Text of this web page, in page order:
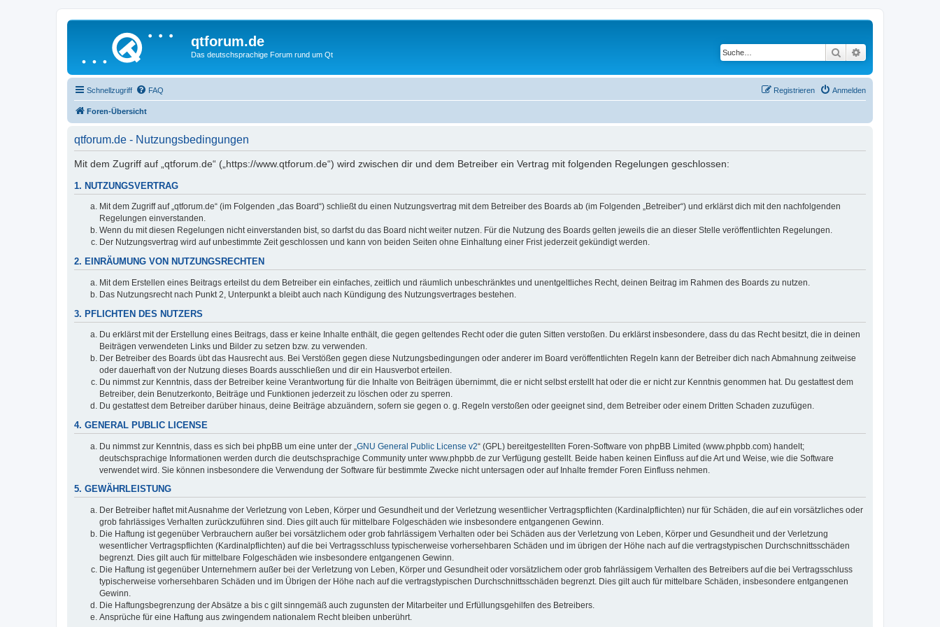
qtforum.de
Das deutschsprachige Forum rund um Qt Suche
Schnellzugriff FAQ Anmelden
Registrieren
Foren-Übersicht
qtforum.de - Nutzungsbedingungen
Mit dem Zugriff auf „qtforum.de“ („https://www.qtforum.de“) wird zwischen dir und dem Betreiber ein Vertrag mit folgenden Regelungen geschlossen:
1. NUTZUNGSVERTRAG
Mit dem Zugriff auf „qtforum.de“ (im Folgenden „das Board“) schließt du einen Nutzungsvertrag mit dem Betreiber des Boards ab (im Folgenden „Betreiber“) und erklärst dich mit den nachfolgenden
Regelungen einverstanden.
Wenn du mit diesen Regelungen nicht einverstanden bist, so darfst du das Board nicht weiter nutzen. Für die Nutzung des Boards gelten jeweils die an dieser Stelle veröffentlichten Regelungen.
Der Nutzungsvertrag wird auf unbestimmte Zeit geschlossen und kann von beiden Seiten ohne Einhaltung einer Frist jederzeit gekündigt werden.
2. EINRÄUMUNG VON NUTZUNGSRECHTEN
Mit dem Erstellen eines Beitrags erteilst du dem Betreiber ein einfaches, zeitlich und räumlich unbeschränktes und unentgeltliches Recht, deinen Beitrag im Rahmen des Boards zu nutzen.
Das Nutzungsrecht nach Punkt 2, Unterpunkt a bleibt auch nach Kündigung des Nutzungsvertrages bestehen.
3. PFLICHTEN DES NUTZERS
Du erklärst mit der Erstellung eines Beitrags, dass er keine Inhalte enthält, die gegen geltendes Recht oder die guten Sitten verstoßen. Du erklärst insbesondere, dass du das Recht besitzt, die in deinen
Beiträgen verwendeten Links und Bilder zu setzen bzw. zu verwenden.
Der Betreiber des Boards übt das Hausrecht aus. Bei Verstößen gegen diese Nutzungsbedingungen oder anderer im Board veröffentlichten Regeln kann der Betreiber dich nach Abmahnung zeitweise
oder dauerhaft von der Nutzung dieses Boards ausschließen und dir ein Hausverbot erteilen.
Du nimmst zur Kenntnis, dass der Betreiber keine Verantwortung für die Inhalte von Beiträgen übernimmt, die er nicht selbst erstellt hat oder die er nicht zur Kenntnis genommen hat. Du gestattest dem
Betreiber, dein Benutzerkonto, Beiträge und Funktionen jederzeit zu löschen oder zu sperren.
Du gestattest dem Betreiber darüber hinaus, deine Beiträge abzuändern, sofern sie gegen o. g. Regeln verstoßen oder geeignet sind, dem Betreiber oder einem Dritten Schaden zuzufügen.
4. GENERAL PUBLIC LICENSE
Du nimmst zur Kenntnis, dass es sich bei phpBB um eine unter der „ GNU General Public License v2“ (GPL) bereitgestellten Foren-Software von phpBB Limited (www.phpbb.com) handelt;
deutschsprachige Informationen werden durch die deutschsprachige Community unter www.phpbb.de zur Verfügung gestellt. Beide haben keinen Einfluss auf die Art und Weise, wie die Software
verwendet wird. Sie können insbesondere die Verwendung der Software für bestimmte Zwecke nicht untersagen oder auf Inhalte fremder Foren Einfluss nehmen.
5. GEWÄHRLEISTUNG
Der Betreiber haftet mit Ausnahme der Verletzung von Leben, Körper und Gesundheit und der Verletzung wesentlicher Vertragspflichten (Kardinalpflichten) nur für Schäden, die auf ein vorsätzliches oder
grob fahrlässiges Verhalten zurückzuführen sind. Dies gilt auch für mittelbare Folgeschäden wie insbesondere entgangenen Gewinn.
Die Haftung ist gegenüber Verbrauchern außer bei vorsätzlichem oder grob fahrlässigem Verhalten oder bei Schäden aus der Verletzung von Leben, Körper und Gesundheit und der Verletzung
wesentlicher Vertragspflichten (Kardinalpflichten) auf die bei Vertragsschluss typischerweise vorhersehbaren Schäden und im übrigen der Höhe nach auf die vertragstypischen Durchschnittsschäden
begrenzt. Dies gilt auch für mittelbare Folgeschäden wie insbesondere entgangenen Gewinn.
Die Haftung ist gegenüber Unternehmern außer bei der Verletzung von Leben, Körper und Gesundheit oder vorsätzlichem oder grob fahrlässigem Verhalten des Betreibers auf die bei Vertragsschluss
typischerweise vorhersehbaren Schäden und im Übrigen der Höhe nach auf die vertragstypischen Durchschnittsschäden begrenzt. Dies gilt auch für mittelbare Schäden, insbesondere entgangenen
Gewinn.
Die Haftungsbegrenzung der Absätze a bis c gilt sinngemäß auch zugunsten der Mitarbeiter und Erfüllungsgehilfen des Betreibers.
Ansprüche für eine Haftung aus zwingendem nationalem Recht bleiben unberührt.